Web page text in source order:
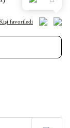
favoriledi